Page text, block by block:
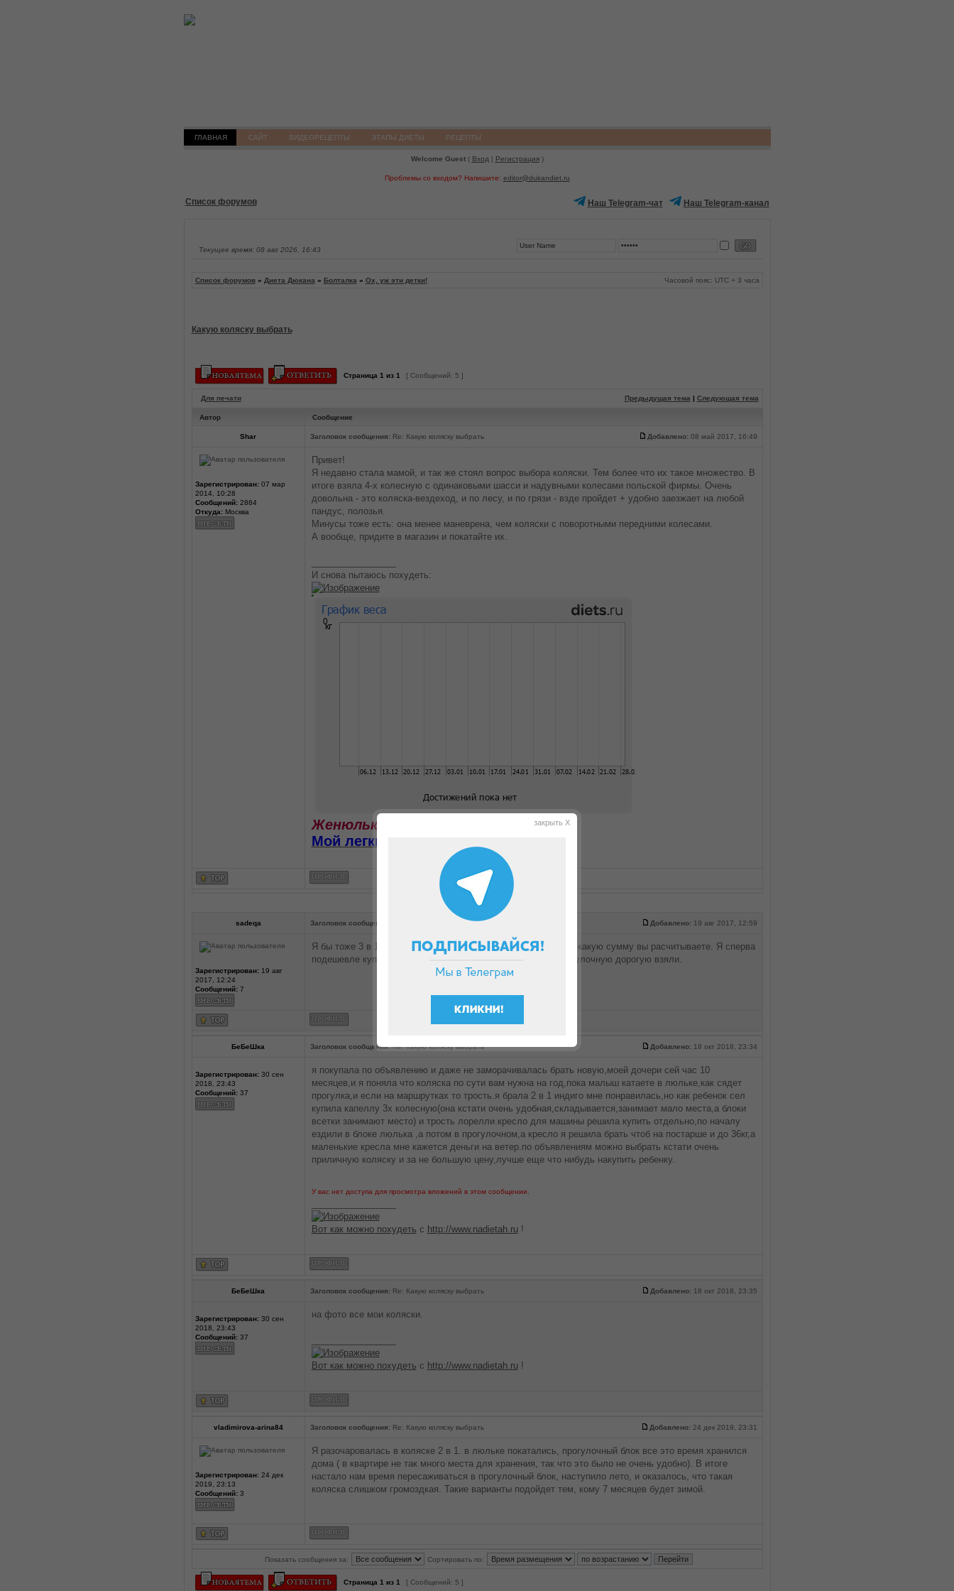
ГЛАВНАЯ САЙТ ВИДЕОРЕЦЕПТЫ ЭТАПЫ ДИЕТЫ РЕЦЕПТЫ
Welcome Guest( Вход | Регистрация)
Проблемы со входом? Напишите: editor@dukandiet.ru
Список форумов Наш Telegram-чат Наш Telegram-канал
Текущее время: 08 авг 2026, 16:43
Список форумов» Диета Дюкана » Болталка » Ох, уж эти детки! Часовой пояс: UTC + 3 часа
Какую коляску выбрать
Страница 1 из 1 [ Сообщений: 5 ]
Для печати Предыдущая тема | Следующая тема
Автор Сообщение
Shar Заголовок сообщения:Re: Какую коляску выбрать Добавлено:08 май 2017, 16:49
Зарегистрирован:07 мар
2014, 10:28
Сообщений:2884
Откуда:Москва
Привет!
Я недавно стала мамой, и так же стоял вопрос выбора коляски. Тем более что их такое множество. В
итоге взяла 4-х колесную с одинаковыми шасси и надувными колесами польской фирмы. Очень
довольна - это коляска-вездеход, и по лесу, и по грязи - взде пройдет + удобно заезжает на любой
пандус, полозья.
Минусы тоже есть: она менее маневрена, чем коляски с поворотными передними колесами.
А вообще, придите в магазин и покатайте их.
И снова пытаюсь похудеть:
Женюлька, со мной на ты
Мой легкий домик
sadeqa Заголовок сообщения: Re: Какую коляску выбрать Добавлено: 19 авг 2017, 12:59
Зарегистрирован:19 авг
2017, 12:24
Сообщений:7
Я бы тоже 3 в 1 выбрала. Моделей разных много. Смотря на какую сумму вы расчитываете. Я сперва
подешевле купила. Ьыла в средствах ограничена. Зато прогулочную дорогую взяли.
БеБеШка Заголовок сообщения:Re: Какую коляску выбрать Добавлено:18 окт 2018, 23:34
Зарегистрирован:30 сен
2018, 23:43
Сообщений:37
я покупала по объявлению и даже не заморачивалась брать новую,моей дочери сей час 10
месяцев,и я поняла что коляска по сути вам нужна на год,пока малыш катаете в люльке,как сядет
прогулка,и если на маршрутках то трость.я брала 2 в 1 индиго мне понравилась,но как ребенок сел
купила капеллу 3х колесную(она кстати очень удобная,складывается,занимает мало места,а блоки
всетки занимают место) и трость лорелли.кресло для машины решила купить отдельно,по началу
ездили в блоке люлька ,а потом в прогулочном,а кресло я решила брать чтоб на постарше и до 36кг,а
маленькие кресла мне кажется деньги на ветер.по объявлениям можно выбрать кстати очень
приличную коляску и за не большую цену,лучше еще что нибудь накупить ребенку.
У вас нет доступа для просмотра вложений в этом сообщении.
Вот как можно похудеть с http://www.nadietah.ru!
БеБеШка Заголовок сообщения: Re: Какую коляску выбрать Добавлено: 18 окт 2018, 23:35
Зарегистрирован:30 сен
2018, 23:43
Сообщений:37
на фото все мои коляски.
Вот как можно похудеть с http://www.nadietah.ru !
vladimirova-arina84 Заголовок сообщения:Re: Какую коляску выбрать Добавлено:24 дек 2019, 23:31
Зарегистрирован:24 дек
2019, 23:13
Сообщений:3
Я разочаровалась в коляске 2 в 1. в люльке покатались, прогулочный блок все это время хранился
дома ( в квартире не так много места для хранения, так что это было не очень удобно). В итоге
настало нам время пересаживаться в прогулочный блок, наступило лето, и оказалось, что такая
коляска слишком громоздкая. Такие варианты подойдет тем, кому 7 месяцев будет зимой.
Показать сообщения за: Сортировать по:
Страница 1 из 1 [ Сообщений: 5 ]
закрыть X